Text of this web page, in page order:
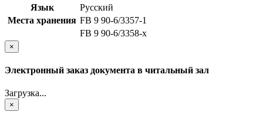
Язык
Русский
Места хранения FB 9 90-6/3357-1
FB 9 90-6/3358-x
×
Электронный заказ документа в читальный зал
Загрузка...
×